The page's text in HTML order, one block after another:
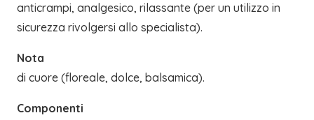
anticrampi, analgesico, rilassante (per un utilizzo in
sicurezza rivolgersi allo specialista).
Nota
di cuore (floreale, dolce, balsamica).
Componenti